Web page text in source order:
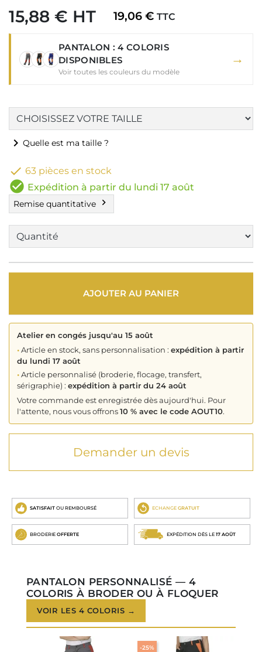
15,88 € HT 19,06 € TTC
PANTALON : 4 COLORIS
DISPONIBLES
Voir toutes les couleurs du modèle
→
chevron_right Quelle est ma taille ?
 63 pièces en stock
check_circle Expédition à partir du lundi 17 août
Remise quantitative chevron_right
AJOUTER AU PANIER
Atelier en congés jusqu'au 15 août
•Article en stock, sans personnalisation : expédition à partir
du lundi 17 août
•Article personnalisé (broderie, flocage, transfert,
sérigraphie) : expédition à partir du 24 août
Votre commande est enregistrée dès aujourd'hui. Pour
l'attente, nous vous offrons10 % avec le code AOUT10.
Demander un devis
SATISFAIT OU REMBOURSÉ ECHANGE GRATUIT
BRODERIE OFFERTE EXPÉDITION DÈS LE 17 AOÛT
PANTALON PERSONNALISÉ — 4
COLORIS À BRODER OU À FLOQUER
VOIR LES 4 COLORIS →
-25%